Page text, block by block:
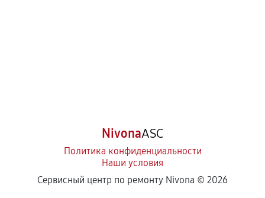
NivonaASC
Политика конфиденциальности
Наши условия
Сервисный центр по ремонту Nivona © 2026